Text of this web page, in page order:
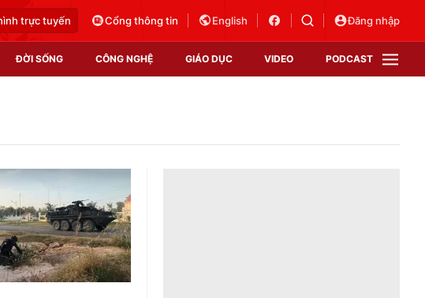
trực tuyến Cổng thông tin English Đăng nhập
ĐỜI SỐNG CÔNG NGHỆ GIÁO DỤC VIDEO PODCAST
video
VTV Sức khoẻ